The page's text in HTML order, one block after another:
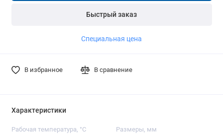
Быстрый заказ
Специальная цена
В избранное В сравнение
Характеристики
Рабочая температура, °C Размеры, мм